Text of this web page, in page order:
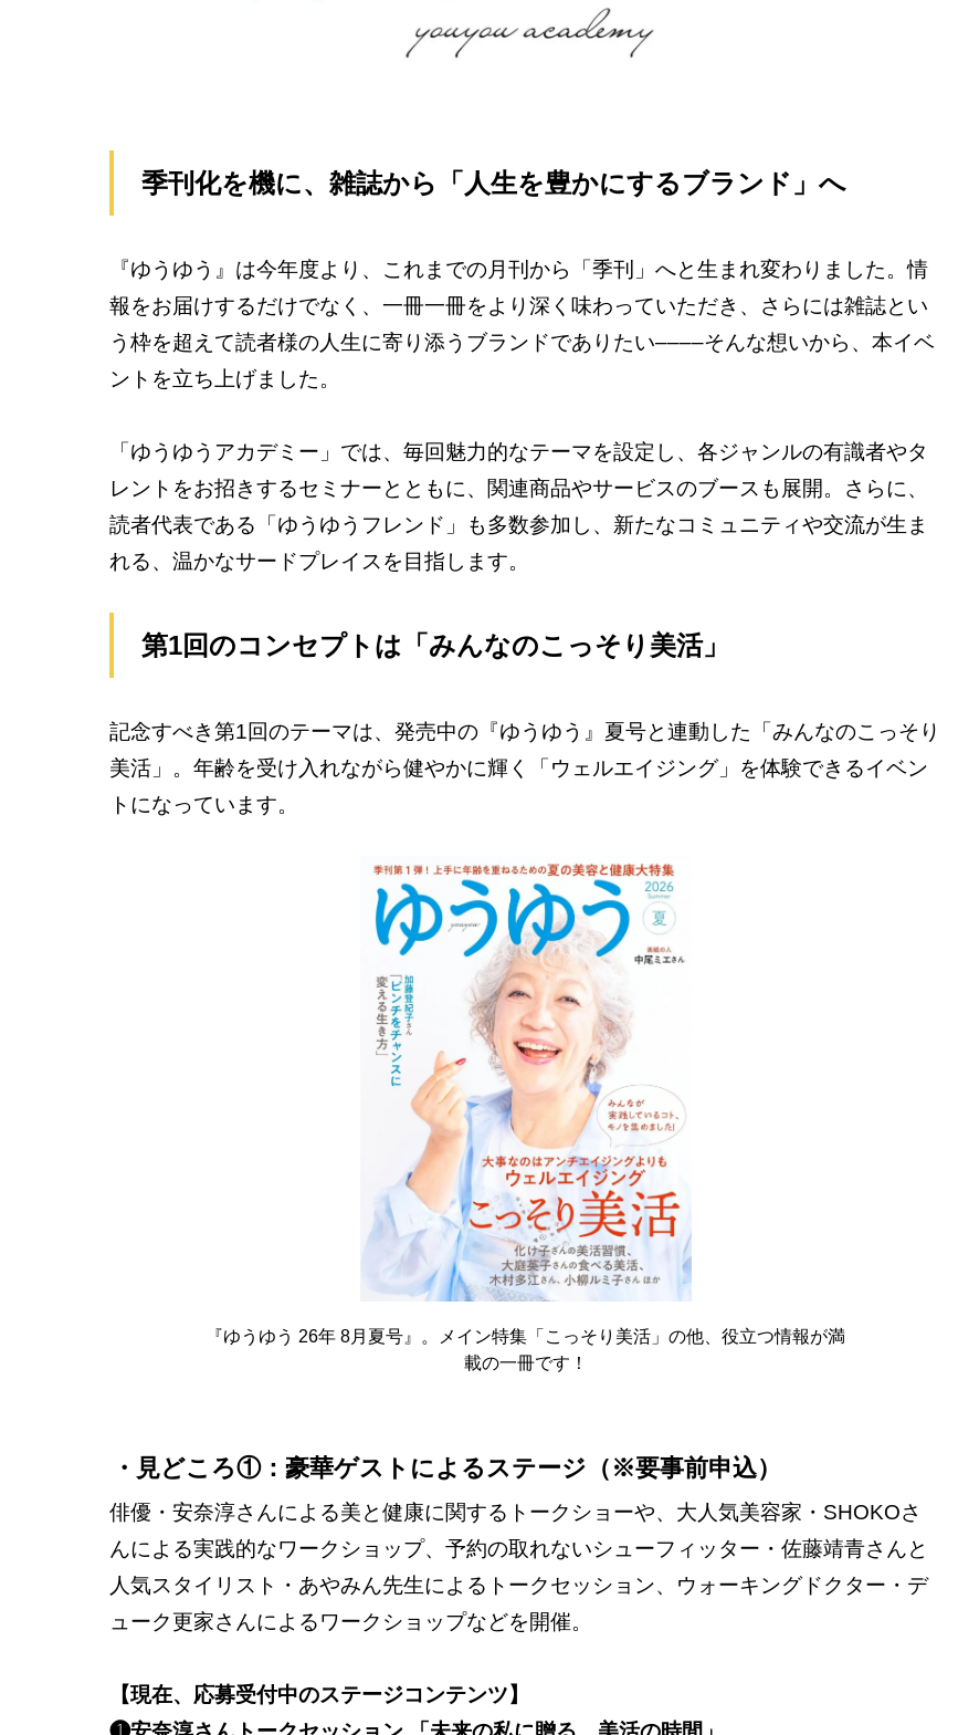
季刊化を機に、雑誌から「人生を豊かにするブランド」へ
『ゆうゆう』は今年度より、これまでの月刊から「季刊」へと生まれ変わりました。情
報をお届けするだけでなく、一冊一冊をより深く味わっていただき、さらには雑誌とい
う枠を超えて読者様の人生に寄り添うブランドでありたい––––そんな想いから、本イベ
ントを立ち上げました。
「ゆうゆうアカデミー」では、毎回魅力的なテーマを設定し、各ジャンルの有識者やタ
レントをお招きするセミナーとともに、関連商品やサービスのブースも展開。さらに、
読者代表である「ゆうゆうフレンド」も多数参加し、新たなコミュニティや交流が生ま
れる、温かなサードプレイスを目指します。
第1回のコンセプトは「みんなのこっそり美活」
記念すべき第1回のテーマは、発売中の『ゆうゆう』夏号と連動した「みんなのこっそり
美活」。年齢を受け入れながら健やかに輝く「ウェルエイジング」を体験できるイベン
トになっています。
『ゆうゆう 26年 8月夏号』。メイン特集「こっそり美活」の他、役立つ情報が満
載の一冊です！
見どころ①：豪華ゲストによるステージ（※要事前申込）
俳優・安奈淳さんによる美と健康に関するトークショーや、大人気美容家・SHOKOさ
んによる実践的なワークショップ、予約の取れないシューフィッター・佐藤靖青さんと
人気スタイリスト・あやみん先生によるトークセッション、ウォーキングドクター・デ
ューク更家さんによるワークショップなどを開催。
【現在、応募受付中のステージコンテンツ】